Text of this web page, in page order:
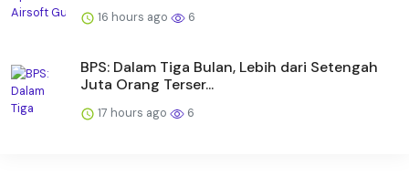
16 hours ago 6
BPS: Dalam Tiga Bulan, Lebih dari Setengah
Juta Orang Terser...
17 hours ago 6